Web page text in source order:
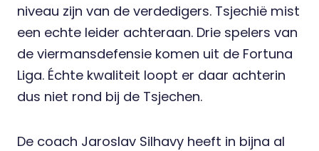
niveau zijn van de verdedigers. Tsjechië mist
een echte leider achteraan. Drie spelers van
de viermansdefensie komen uit de Fortuna
Liga. Échte kwaliteit loopt er daar achterin
dus niet rond bij de Tsjechen.
De coach Jaroslav Silhavy heeft in bijna al